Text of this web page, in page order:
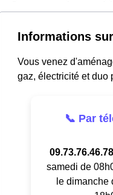
Informations
Vous venez
gaz, électricité et duo
📞 Par
09.73.76.46.78
samedi de
le dimanche